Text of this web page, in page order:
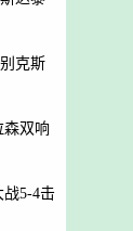
克斯
森双响
战5-4击